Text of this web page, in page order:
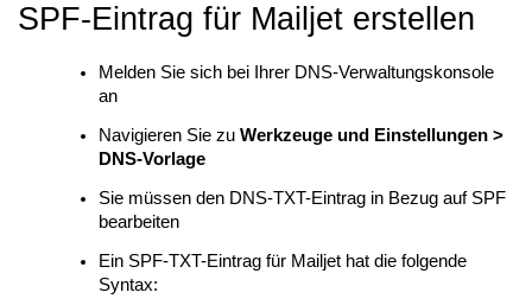
SPF-Eintrag für Mailjet erstellen
Melden Sie sich bei Ihrer DNS-Verwaltungskonsole
an
Navigieren Sie zu Werkzeuge und Einstellungen >
DNS-Vorlage
Sie müssen den DNS-TXT-Eintrag in Bezug auf SPF
bearbeiten
Ein SPF-TXT-Eintrag für Mailjet hat die folgende
Syntax: